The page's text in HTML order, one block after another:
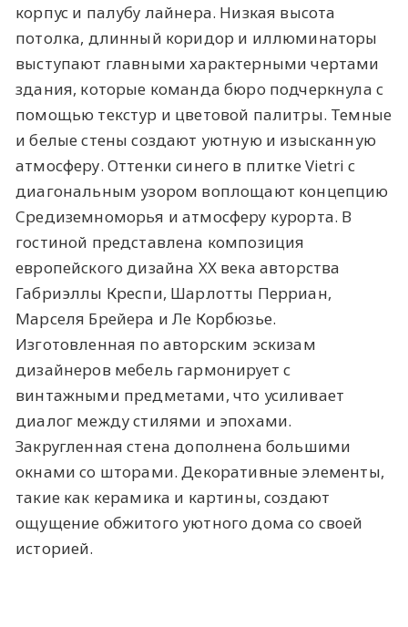
корпус и палубу лайнера. Низкая высота
потолка, длинный коридор и иллюминаторы
выступают главными характерными чертами
здания, которые команда бюро подчеркнула с
помощью текстур и цветовой палитры. Темные
и белые стены создают уютную и изысканную
атмосферу. Оттенки синего в плитке Vietri с
диагональным узором воплощают концепцию
Средиземноморья и атмосферу курорта. В
гостиной представлена композиция
европейского дизайна XX века авторства
Габриэллы Креспи, Шарлотты Перриан,
Марселя Брейера и Ле Корбюзье.
Изготовленная по авторским эскизам
дизайнеров мебель гармонирует с
винтажными предметами, что усиливает
диалог между стилями и эпохами.
Закругленная стена дополнена большими
окнами со шторами. Декоративные элементы,
такие как керамика и картины, создают
ощущение обжитого уютного дома со своей
историей.